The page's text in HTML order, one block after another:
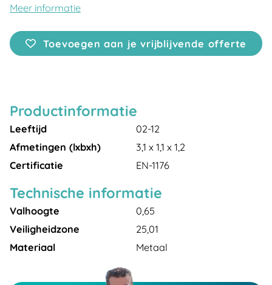
Meer informatie
Toevoegen aan je vrijblijvende offerte
Productinformatie
Leeftijd
02-12
Afmetingen (lxbxh)
3,1 x 1,1 x 1,2
Certificatie
EN-1176
Technische informatie
Valhoogte
0,65
Veiligheidzone
25,01
Materiaal
Metaal